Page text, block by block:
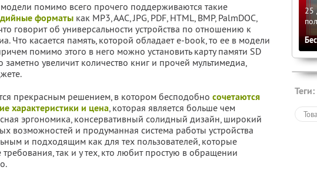
модели помимо всего прочего поддерживаются такие
форматы как MP3, AAC, JPG, PDF, HTML, BMP, PalmDOC,
говорит об универсальности устройства по отношению к
Что касается память, которой обладает e-book, то ее в модели
помимо этого в него можно установить карту памяти SD
заметно увеличит количество книг и прочей мультимедиа,
прекрасным решением, в котором бесподобно сочетаются
характеристики и цена, которая является больше чем
эргономика, консервативный солидный дизайн, широкий
возможностей и продуманная система работы устройства
и подходящим как для тех пользователей, которые
так и у тех, кто любит простую в обращении
25
Теги: